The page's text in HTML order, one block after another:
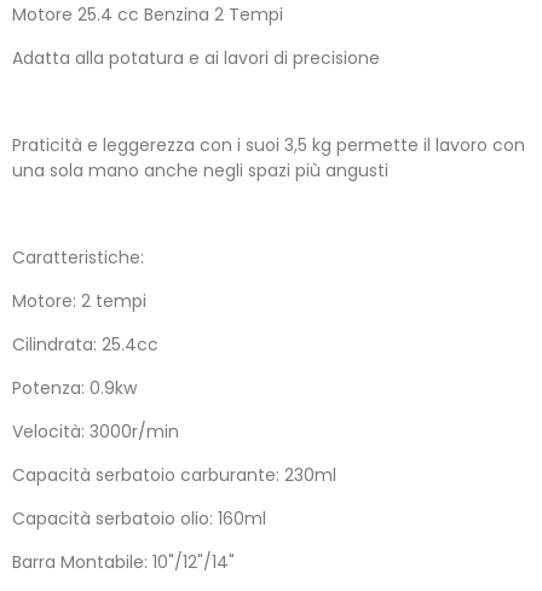
Motore 25.4 cc Benzina 2 Tempi
Adatta alla potatura e ai lavori di precisione
Praticità e leggerezza con i suoi 3,5 kg permette il lavoro con
una sola mano anche negli spazi più angusti
Caratteristiche:
Motore: 2 tempi
Cilindrata: 25.4cc
Potenza: 0.9kw
Velocità: 3000r/min
Capacità serbatoio carburante: 230ml
Capacità serbatoio olio: 160ml
Barra Montabile: 10"/12"/14"